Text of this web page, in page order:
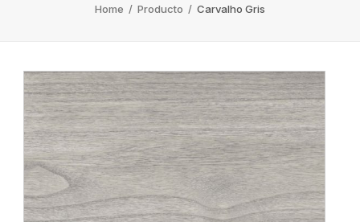
Home / Producto / Carvalho Gris